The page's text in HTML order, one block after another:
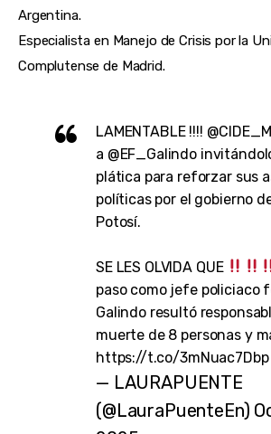
Argentina.
Especialista en Manejo de Crisis por la
Complutense de Madrid.
LAMENTABLE !!!!
a @EF_Galindo
plática para reforzar sus
políticas por el gobierno
Potosí.
SE LES OLVIDA QUE
paso como jefe policiaco
Galindo resultó
muerte de 8 personas y
https://t.co/3mNuac7Dbp
— LAURAPUENTE
(@LauraPuenteEn)